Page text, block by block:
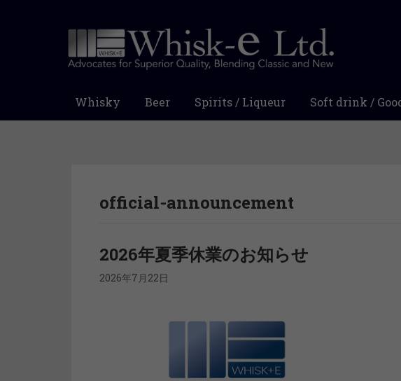
Whisky Beer Spirits / Liqueur Soft drink /
official-announcement
2026年夏季休業のお知らせ
2026年7月22日